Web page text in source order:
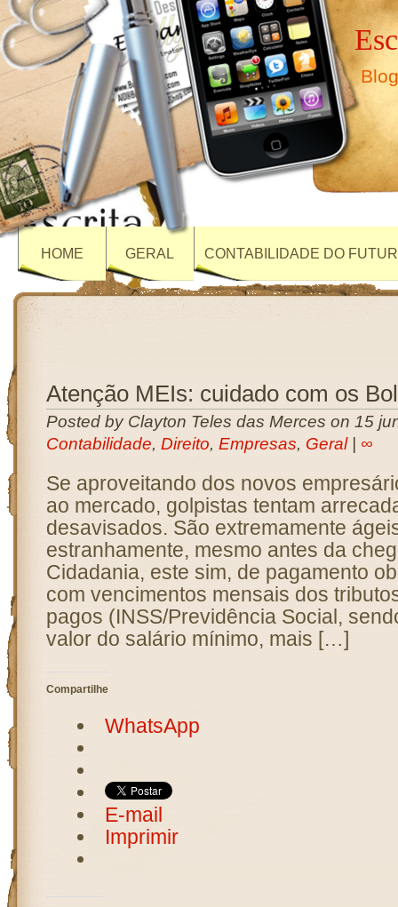
HOME GERAL CONTABILIDADE DO
Atenção MEIs: cuidado com os
Posted by Clayton Teles das Merces on 15
Contabilidade, Direito, Empresas, Geral| ∞
Se aproveitando dos novos
ao mercado, golpistas tentam
desavisados. São extremamente
estranhamente, mesmo antes da
Cidadania, este sim, de pagamento
com vencimentos mensais dos
pagos (INSS/Previdência Social,
valor do salário mínimo, mais […]
Compartilhe
WhatsApp
E-mail
Imprimir